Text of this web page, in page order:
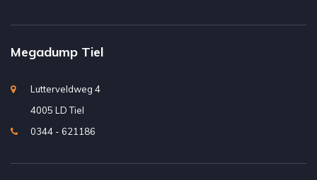
Megadump Tiel
Lutterveldweg 4
4005 LD Tiel
0344 - 621186